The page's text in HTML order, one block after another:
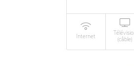
Internet
(câble)